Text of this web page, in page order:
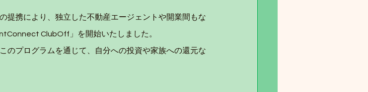
携により、独立した不動産エージェントや開業間もな
ClubOff」を開始いたしました。
のプログラムを通じて、自分への投資や家族への還元な